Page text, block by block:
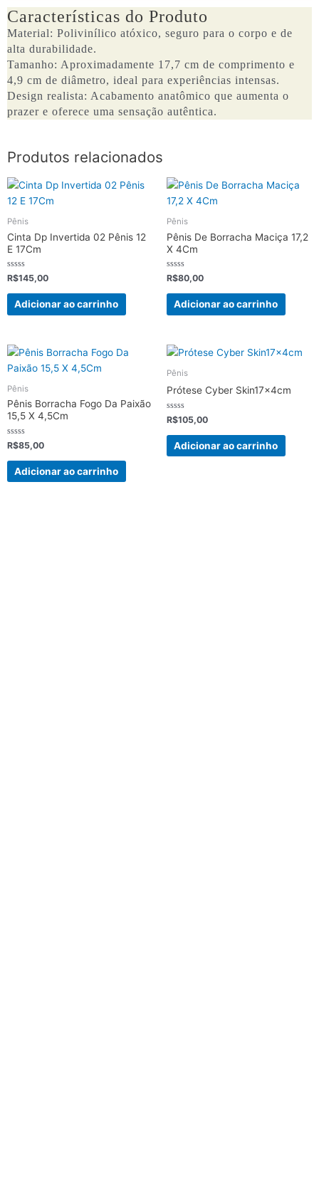
Características do Produto
Material: Polivinílico atóxico, seguro para o corpo e de
alta durabilidade.
Tamanho: Aproximadamente 17,7 cm de comprimento e
4,9 cm de diâmetro, ideal para experiências intensas.
Design realista: Acabamento anatômico que aumenta o
prazer e oferece uma sensação autêntica.
Produtos relacionados
Pênis
Cinta Dp Invertida 02 Pênis 12
E 17Cm
Avaliação
0
de
R$145,00
Adicionar ao carrinho
Pênis
Pênis De Borracha Maciça 17,2
X 4Cm
Avaliação
0
de
R$80,00
Adicionar ao carrinho
Pênis
Pênis Borracha Fogo Da Paixão
15,5 X 4,5Cm
Avaliação
0
de
R$85,00
Adicionar ao carrinho
Pênis
Prótese Cyber Skin17x4cm
Avaliação
0
de
R$105,00
Adicionar ao carrinho